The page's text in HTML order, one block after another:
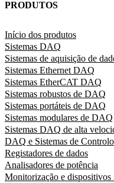
PRODUTOS
Início dos produtos
Sistemas DAQ
Sistemas de aquisição de
Sistemas Ethernet DAQ
Sistemas EtherCAT DAQ
Sistemas robustos de DAQ
Sistemas portáteis de DAQ
Sistemas modulares de DAQ
Sistemas DAQ de alta
DAQ e Sistemas de Controlo
Registadores de dados
Analisadores de potência
Monitorização e dispositivos